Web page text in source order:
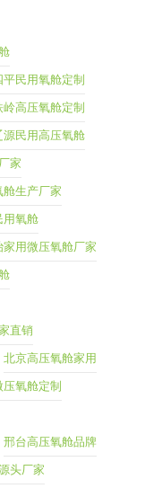
平民用氧舱定制
岭高压氧舱定制
源民用高压氧舱
家
舱生产厂家
用氧舱
家用微压氧舱厂家
直销
北京高压氧舱家用
氧舱定制
邢台高压氧舱品牌
头厂家